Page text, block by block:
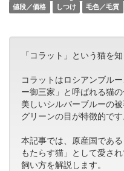
値段／価格
しつけ 毛色／毛質
「コラット」という猫を
コラットはロシアンブル
ー御三家」と呼ばれる猫の
美しいシルバーブルーの
グリーンの目が特徴的です
本記事では、原産国であ
もたらす猫」として愛さ
飼い方を解説します。